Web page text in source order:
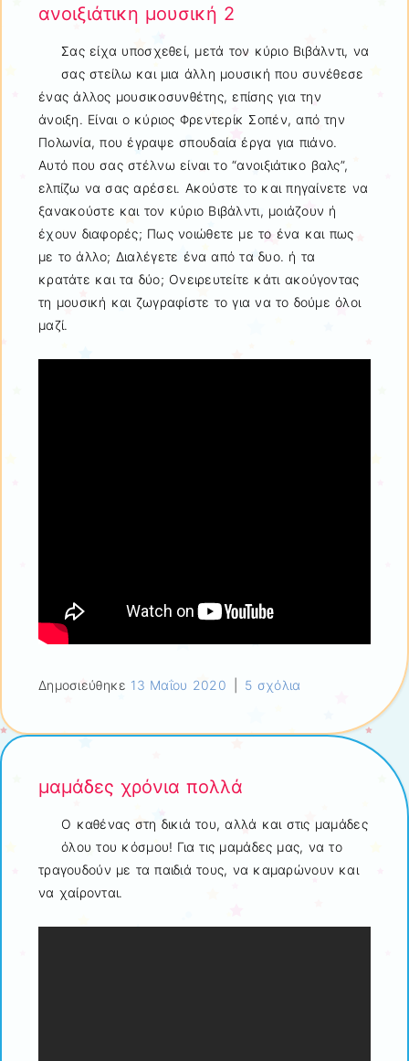
ανοιξιάτικη μουσική 2
Σας είχα υποσχεθεί, μετά τον κύριο Βιβάλντι, να
σας στείλω και μια άλλη μουσική που συνέθεσε
ένας άλλος μουσικοσυνθέτης, επίσης για την
άνοιξη. Είναι ο κύριος Φρεντερίκ Σοπέν, από την
Πολωνία, που έγραψε σπουδαία έργα για πιάνο.
Αυτό που σας στέλνω είναι το “ανοιξιάτικο βαλς”,
ελπίζω να σας αρέσει. Ακούστε το και πηγαίνετε να
ξανακούστε και τον κύριο Βιβάλντι, μοιάζουν ή
έχουν διαφορές; Πως νοιώθετε με το ένα και πως
με το άλλο; Διαλέγετε ένα από τα δυο. ή τα
κρατάτε και τα δύο; Ονειρευτείτε κάτι ακούγοντας
τη μουσική και ζωγραφίστε το για να το δούμε όλοι
μαζί.
Δημοσιεύθηκε 13 Μαΐου 2020 5 σχόλια
μαμάδες χρόνια πολλά
Ο καθένας στη δικιά του, αλλά και στις μαμάδες
όλου του κόσμου! Για τις μαμάδες μας, να το
τραγουδούν με τα παιδιά τους, να καμαρώνουν και
να χαίρονται.